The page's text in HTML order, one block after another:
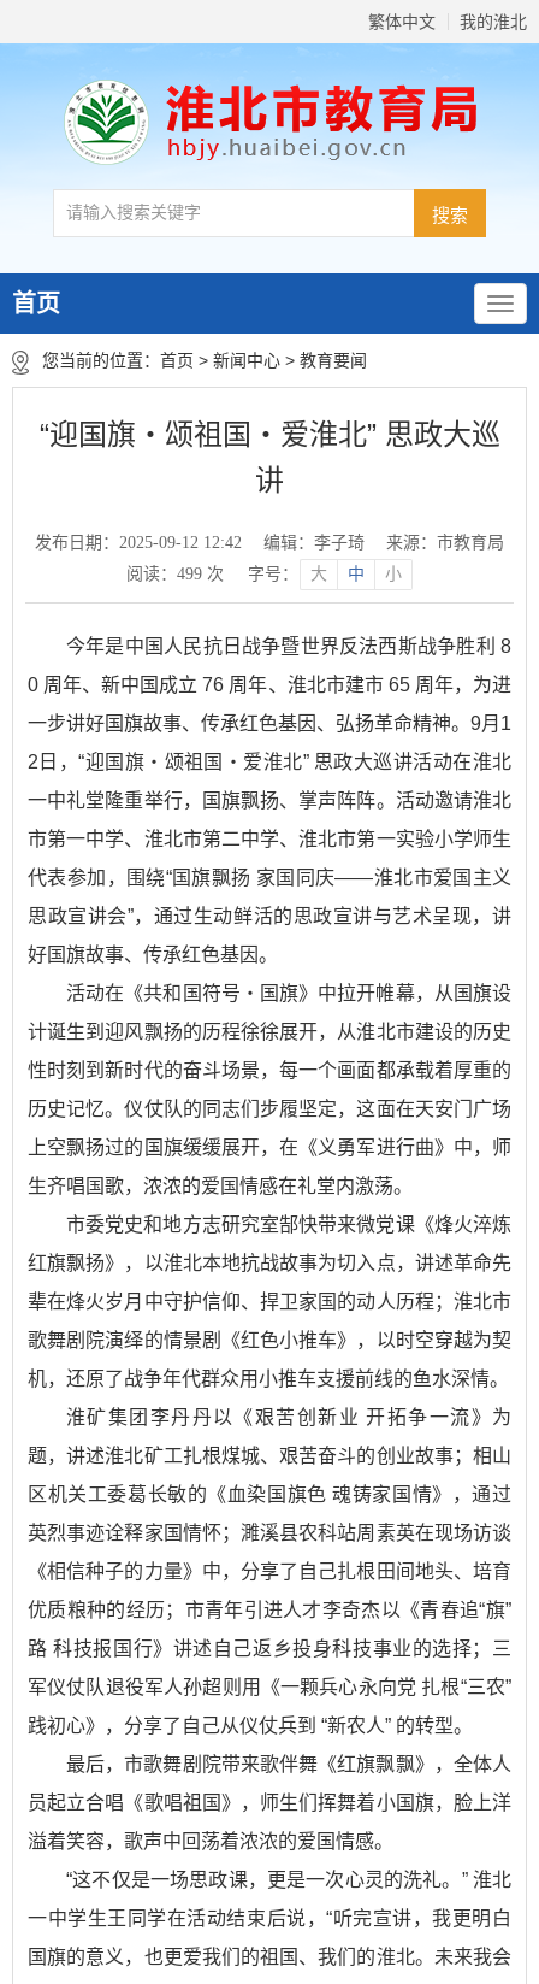
繁体中文 我的淮北
首页
您当前的位置： 首页 > 新闻中心 > 教育要闻
“迎国旗・颂祖国・爱淮北” 思政大巡
讲
发布日期：2025-09-12 12:42 编辑：李子琦
来源：市教育局
阅读： 499 次 字号： 大 中 小
今年是中国人民抗日战争暨世界反法西斯战争胜利 8
0 周年、新中国成立 76 周年、淮北市建市 65 周年，为进
一步讲好国旗故事、传承红色基因、弘扬革命精神。9月1
2日，“迎国旗・颂祖国・爱淮北” 思政大巡讲活动在淮北
一中礼堂隆重举行，国旗飘扬、掌声阵阵。活动邀请淮北
市第一中学、淮北市第二中学、淮北市第一实验小学师生
代表参加，围绕“国旗飘扬 家国同庆——淮北市爱国主义
思政宣讲会”，通过生动鲜活的思政宣讲与艺术呈现，讲
好国旗故事、传承红色基因。
活动在《共和国符号・国旗》中拉开帷幕，从国旗设
计诞生到迎风飘扬的历程徐徐展开，从淮北市建设的历史
性时刻到新时代的奋斗场景，每一个画面都承载着厚重的
历史记忆。仪仗队的同志们步履坚定，这面在天安门广场
上空飘扬过的国旗缓缓展开，在《义勇军进行曲》中，师
生齐唱国歌，浓浓的爱国情感在礼堂内激荡。
市委党史和地方志研究室郜快带来微党课《烽火淬炼
红旗飘扬》，以淮北本地抗战故事为切入点，讲述革命先
辈在烽火岁月中守护信仰、捍卫家国的动人历程；淮北市
歌舞剧院演绎的情景剧《红色小推车》，以时空穿越为契
机，还原了战争年代群众用小推车支援前线的鱼水深情。
淮矿集团李丹丹以《艰苦创新业 开拓争一流》为
题，讲述淮北矿工扎根煤城、艰苦奋斗的创业故事；相山
区机关工委葛长敏的《血染国旗色 魂铸家国情》，通过
英烈事迹诠释家国情怀；濉溪县农科站周素英在现场访谈
《相信种子的力量》中，分享了自己扎根田间地头、培育
优质粮种的经历；市青年引进人才李奇杰以《青春追“旗”
路 科技报国行》讲述自己返乡投身科技事业的选择；三
军仪仗队退役军人孙超则用《一颗兵心永向党 扎根“三农”
践初心》，分享了自己从仪仗兵到 “新农人” 的转型。
最后，市歌舞剧院带来歌伴舞《红旗飘飘》，全体人
员起立合唱《歌唱祖国》，师生们挥舞着小国旗，脸上洋
溢着笑容，歌声中回荡着浓浓的爱国情感。
“这不仅是一场思政课，更是一次心灵的洗礼。” 淮北
一中学生王同学在活动结束后说，“听完宣讲，我更明白
国旗的意义，也更爱我们的祖国、我们的淮北。未来我会